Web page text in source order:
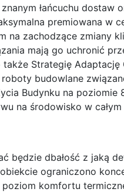
łańcuchu dostaw
premiowana w
zachodzące zmiany
mają go uchronić
Strategię Adaptację
budowlane
Budynku na poziomie
na środowisko w
będzie dbałość z jaką
ograniczono
komfortu